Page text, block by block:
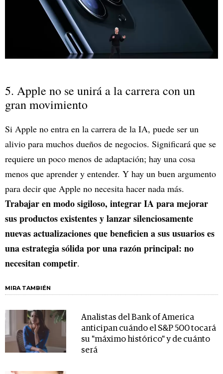
5. Apple no se unirá a la carrera con un
gran movimiento
Si Apple no entra en la carrera de la IA, puede ser un
alivio para muchos dueños de negocios. Significará que se
requiere un poco menos de adaptación; hay una cosa
menos que aprender y entender. Y hay un buen argumento
para decir que Apple no necesita hacer nada más.
Trabajar en modo sigiloso, integrar IA para mejorar
sus productos existentes y lanzar silenciosamente
nuevas actualizaciones que beneficien a sus usuarios es
una estrategia sólida por una razón principal: no
necesitan competir.
MIRA TAMBIÉN
Analistas del Bank of America
anticipan cuándo el S&P 500 tocará
su "máximo histórico" y de cuánto
será